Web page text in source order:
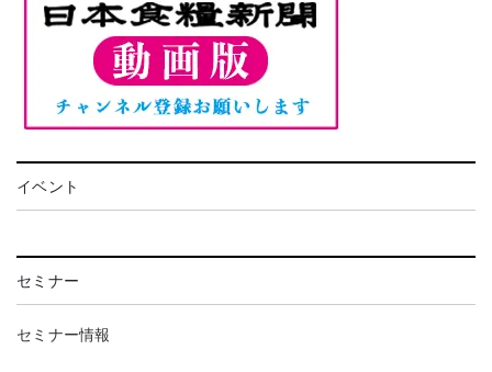
イベント
セミナー
セミナー情報